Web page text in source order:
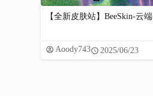
【全新皮肤站】BeeSkin-云
Aoody743 2025/06/23